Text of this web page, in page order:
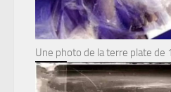
Une photo de la terre plate de